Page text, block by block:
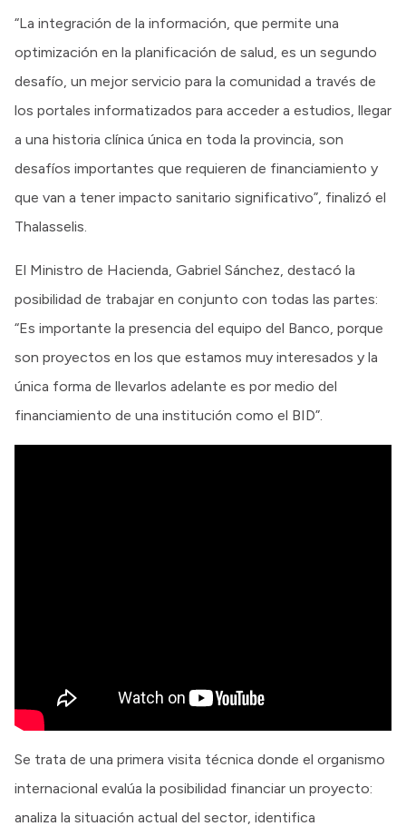
“La integración de la información, que permite una
optimización en la planificación de salud, es un segundo
desafío, un mejor servicio para la comunidad a través de
los portales informatizados para acceder a estudios, llegar
a una historia clínica única en toda la provincia, son
desafíos importantes que requieren de financiamiento y
que van a tener impacto sanitario significativo”, finalizó el
Thalasselis.
El Ministro de Hacienda, Gabriel Sánchez, destacó la
posibilidad de trabajar en conjunto con todas las partes:
“Es importante la presencia del equipo del Banco, porque
son proyectos en los que estamos muy interesados y la
única forma de llevarlos adelante es por medio del
financiamiento de una institución como el BID”.
Se trata de una primera visita técnica donde el organismo
internacional evalúa la posibilidad financiar un proyecto:
analiza la situación actual del sector, identifica